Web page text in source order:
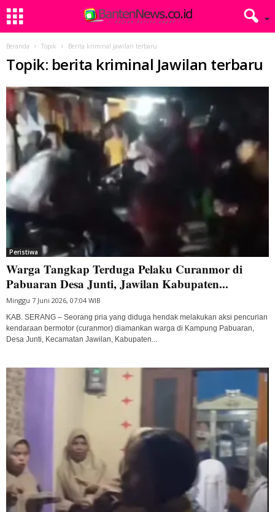
Beranda Topik Berita kriminal Jawilan terbaru
Topik: berita kriminal Jawilan terbaru
Peristiwa
Warga Tangkap Terduga Pelaku Curanmor di
Pabuaran Desa Junti, Jawilan Kabupaten...
Minggu 7 Juni 2026, 07:04 WIB
KAB. SERANG – Seorang pria yang diduga hendak melakukan aksi pencurian
kendaraan bermotor (curanmor) diamankan warga di Kampung Pabuaran,
Desa Junti, Kecamatan Jawilan, Kabupaten...